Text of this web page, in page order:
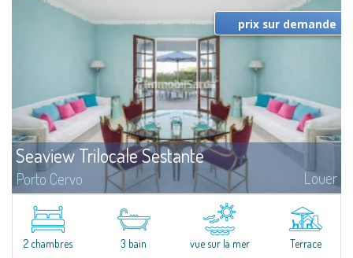
Seaview Trilocale Sestante
Porto Cervo Louer
SEA VIEW APARTMENT FOR SALE IN PORTO CERVO - MARINAIn the heart of
Porto Cervo Marina, we present a waterfront apartment arranged over two
levels, featuring bright interiors, well-distributed spaces, and direct views...
prix sur demande
2 chambres 3 bain vue sur la mer Terrace